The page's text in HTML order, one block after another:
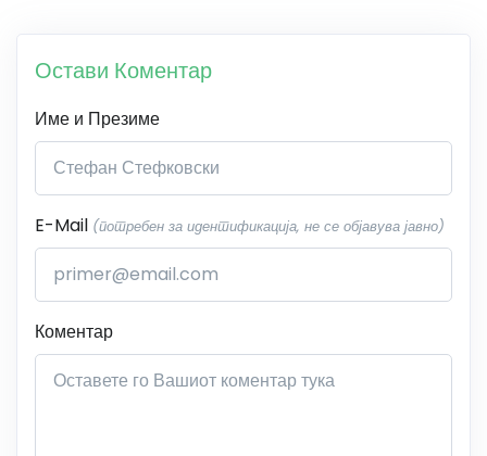
Остави Коментар
Име и Презиме
E-Mail (потребен за идентификација, не се објавува јавно)
Коментар